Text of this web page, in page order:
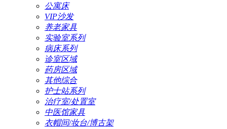
公寓床
VIP沙发
养老家具
实验室系列
病床系列
诊室区域
药房区域
其他综合
护士站系列
治疗室/处置室
中医馆家具
衣帽间/妆台/博古架